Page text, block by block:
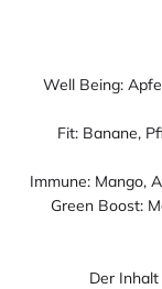
Well Being:
Fit: Banane,
Immune: Mango,
Green Boost:
Der